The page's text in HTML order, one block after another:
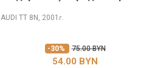
AUDI TT 8N, 2001 г.
-30% 75.00 BYN
54.00 BYN